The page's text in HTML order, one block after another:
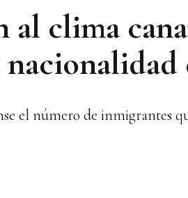
clima
el número de inmigrantes